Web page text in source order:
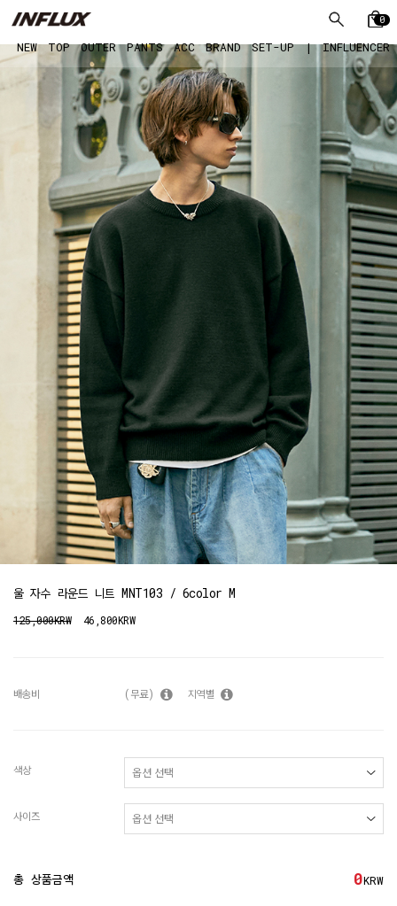
0
NEW TOP OUTER PANTS ACC BRAND SET-UP | INFLUENCER
울 자수 라운드 니트 MNT103 / 6color M
125,000KRW 46,800KRW
배송비 (무료) 지역별
색상
사이즈
총 상품금액 0KRW